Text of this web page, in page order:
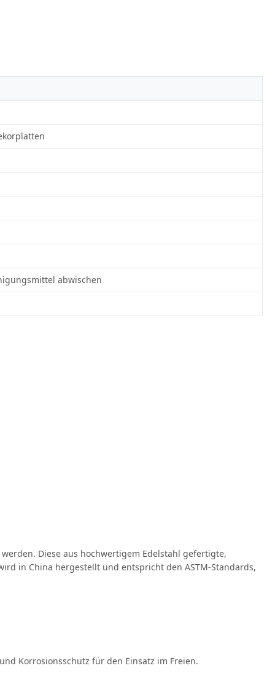
abwischen
Diese aus hochwertigem Edelstahl gefertigte,
in China hergestellt und entspricht den ASTM-Standards,
Korrosionsschutz für den Einsatz im Freien.